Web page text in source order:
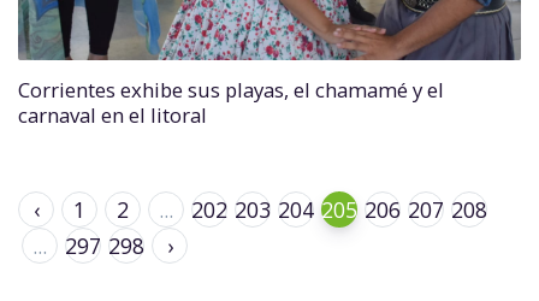
Corrientes exhibe sus playas, el chamamé y el
carnaval en el litoral
‹ 1 2 ... 202 203 204 205 206 207 208
...
297 298 ›